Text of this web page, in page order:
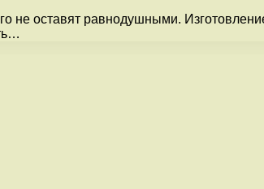
оставят равнодушными.